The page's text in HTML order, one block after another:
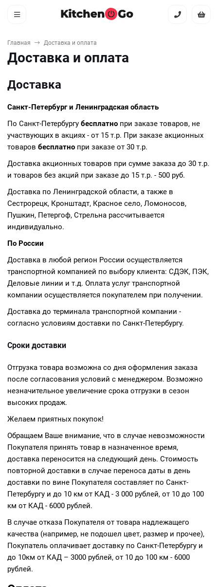
Главная Доставка и оплата
Доставка и оплата
Доставка
Санкт-Петербург и Ленинградская область
По Санкт-Петербургу бесплатно при заказе товаров, не
участвующих в акциях - от 15 т.р. При заказе акционных
товаров бесплатно при заказе от 30 т.р.
Доставка акционных товаров при сумме заказа до 30 т.р.
и товаров без акций при заказе до 15 т.р. - 500 руб.
Доставка по Ленинградской области, а также в
Сестрорецк, Кронштадт, Красное село, Ломоносов,
Пушкин, Петергоф, Стрельна рассчитывается
индивидуально.
По России
Доставка в любой регион России осуществляется
транспортной компанией по выбору клиента: СДЭК, ПЭК,
Деловые линии и т.д. Оплата услуг транспортной
компании осуществляется покупателем при получении.
Доставка до терминала транспортной компании -
согласно условиям доставки по Санкт-Петербургу.
Сроки доставки
Отгрузка товара возможна со дня оформления заказа
после согласования условий с менеджером. Возможно
незначительное увеличение срока отгрузки в сезон
высоких продаж.
Желаем приятных покупок!
Обращаем Ваше внимание, что в случае невозможности
Покупателя принять товар в назначенное время,
доставка переносится на следующий день. Стоимость
повторной доставки в случае переноса даты в день
доставки по вине Покупателя составляет по Санкт-
Петербургу и до 10 км от КАД - 3 000 рублей, от 10 до 100
км от КАД - 6000 рублей.
В случае отказа Покупателя от товара надлежащего
качества (например, не подошел цвет, размер и прочее),
Покупатель оплачивает доставку по Санкт-Петербургу и
до 10км от КАД – 3000 рублей, от 10 до 100 км - 6000
рублей.